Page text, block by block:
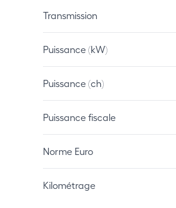
Transmission
Puissance (kW)
Puissance (ch)
Puissance fiscale
Norme Euro
Kilométrage